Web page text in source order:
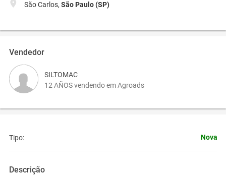
São Carlos, São Paulo (SP)
Vendedor
SILTOMAC
12 AÑOS vendendo em Agroads
Tipo: Nova
Descrição